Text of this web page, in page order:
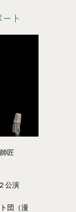
ト
匠
公演
団（漫